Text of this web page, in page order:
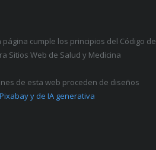
página cumple los principios del Código de
Sitios Web de Salud y Medicina
de esta web proceden de diseños
Pixabay y de IA generativa